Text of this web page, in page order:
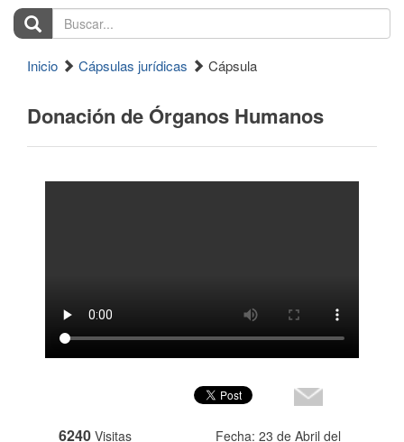
Buscar...
Inicio Cápsulas jurídicas Cápsula
Donación de Órganos Humanos
6240 Visitas
Fecha: 23 de Abril del